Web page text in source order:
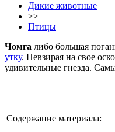
Дикие животные
>>
Птицы
Чомга либо большая
утку. Невзирая на свое
удивительные гнезда.
Содержание материала: